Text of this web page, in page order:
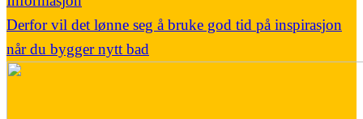
Derfor vil det lønne seg å bruke god tid på inspirasjon
når du bygger nytt bad